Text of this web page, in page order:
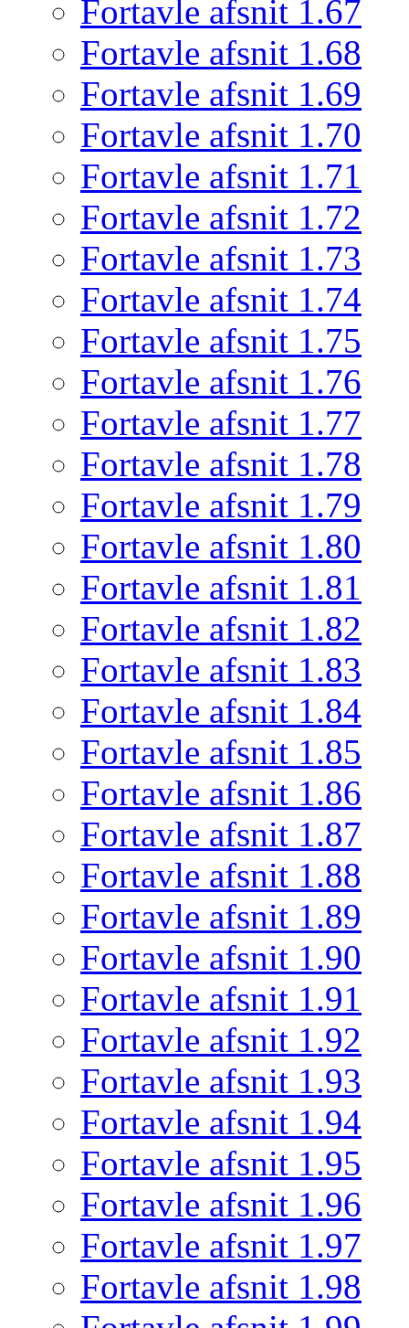
Fortavle afsnit 1.67
Fortavle afsnit 1.68
Fortavle afsnit 1.69
Fortavle afsnit 1.70
Fortavle afsnit 1.71
Fortavle afsnit 1.72
Fortavle afsnit 1.73
Fortavle afsnit 1.74
Fortavle afsnit 1.75
Fortavle afsnit 1.76
Fortavle afsnit 1.77
Fortavle afsnit 1.78
Fortavle afsnit 1.79
Fortavle afsnit 1.80
Fortavle afsnit 1.81
Fortavle afsnit 1.82
Fortavle afsnit 1.83
Fortavle afsnit 1.84
Fortavle afsnit 1.85
Fortavle afsnit 1.86
Fortavle afsnit 1.87
Fortavle afsnit 1.88
Fortavle afsnit 1.89
Fortavle afsnit 1.90
Fortavle afsnit 1.91
Fortavle afsnit 1.92
Fortavle afsnit 1.93
Fortavle afsnit 1.94
Fortavle afsnit 1.95
Fortavle afsnit 1.96
Fortavle afsnit 1.97
Fortavle afsnit 1.98